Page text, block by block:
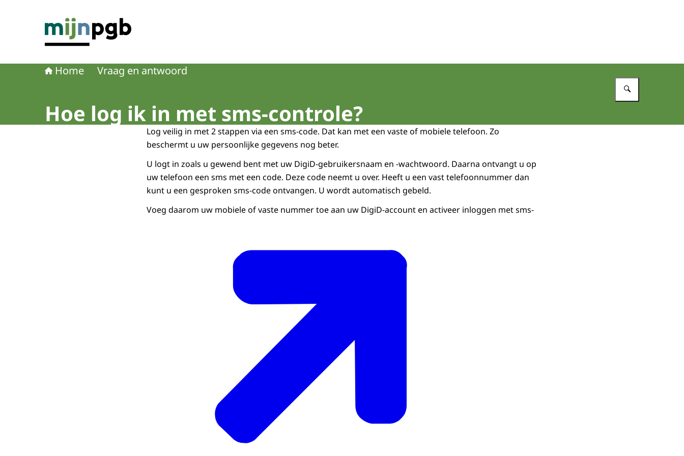
Home Vraag en antwoord
Hoe log ik in met sms-controle?
Log veilig in met 2 stappen via een sms-code. Dat kan met een vaste of mobiele telefoon. Zo
beschermt u uw persoonlijke gegevens nog beter.
U logt in zoals u gewend bent met uw DigiD-gebruikersnaam en -wachtwoord. Daarna ontvangt u op
uw telefoon een sms met een code. Deze code neemt u over. Heeft u een vast telefoonnummer dan
kunt u een gesproken sms-code ontvangen. U wordt automatisch gebeld.
Voeg daarom uw mobiele of vaste nummer toe aan uw DigiD-account en activeer inloggen met sms-